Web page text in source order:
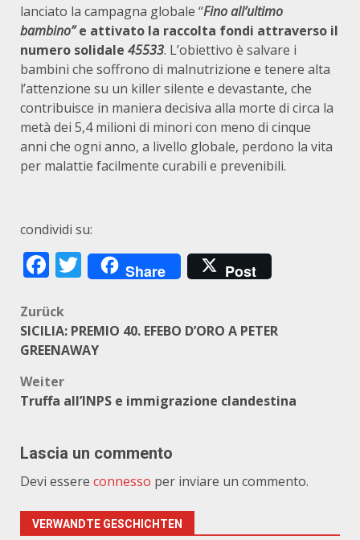
lanciato la campagna globale “Fino all’ultimo
bambino”e attivato la raccolta fondi attraverso il
numero solidale 45533. L’obiettivo è salvare i
bambini che soffrono di malnutrizione e tenere alta
l’attenzione su un killer silente e devastante, che
contribuisce in maniera decisiva alla morte di circa la
metà dei 5,4 milioni di minori con meno di cinque
anni che ogni anno, a livello globale, perdono la vita
per malattie facilmente curabili e prevenibili.
condividi su:
Facebook
Twitter
Share Post
Beitragsnavigation
Zurück
SICILIA: PREMIO 40. EFEBO D’ORO A PETER
GREENAWAY
Weiter
Truffa all’INPS e immigrazione clandestina
Lascia un commento
Devi essere connesso per inviare un commento.
VERWANDTE GESCHICHTEN